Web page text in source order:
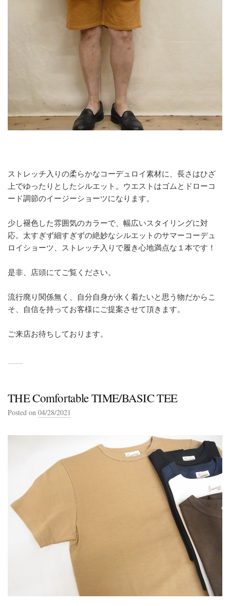
ストレッチ入りの柔らかなコーデュロイ素材に、長さはひざ
上でゆったりとしたシルエット。ウエストはゴムとドローコ
ード調節のイージーショーツになります。
少し褪色した雰囲気のカラーで、幅広いスタイリングに対
応。太すぎず細すぎずの絶妙なシルエットのサマーコーデュ
ロイショーツ、ストレッチ入りで履き心地満点な１本です！
是非、店頭にてご覧ください。
流行廃り関係無く、自分自身が永く着たいと思う物だからこ
そ、自信を持ってお客様にご提案させて頂きます。
ご来店お待ちしております。
THE Comfortable TIME/BASIC TEE
Posted on 04/28/2021